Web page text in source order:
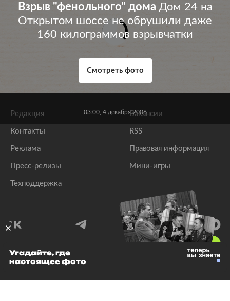
Взрыв "фенольного" дома Дом 24 на
Открытом шоссе не обрушили даже
160 килограммов взрывчатки
Смотреть фото
03:00, 4 декабря 2006
Редакция
Контакты
Реклама
Пресс-релизы
Техподдержка
Вакансии
RSS
Правовая информация
Мини-игры
© 1999–2026 Все права защищены.
Угадайте, где
настоящее фото